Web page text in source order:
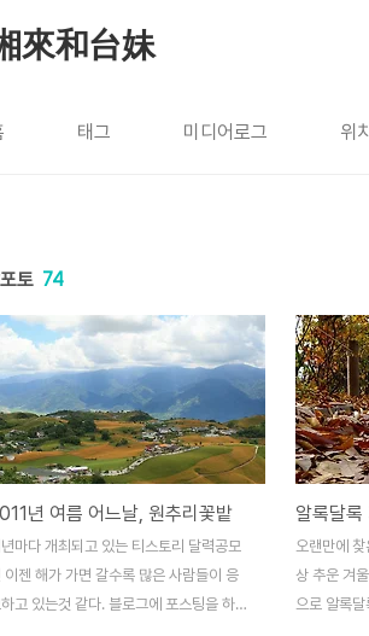
來和台妹
태그 미디어로그 위
포토 74
년 여름 어느날, 원추리꽃밭
마다 개최되고 있는 티스토리 달력공모
이젠 해가 가면 갈수록 많은 사람들이 응
고 있는것 같다. 블로그에 포스팅을 하진
오랜만에
상 추운 겨
으로 알록달